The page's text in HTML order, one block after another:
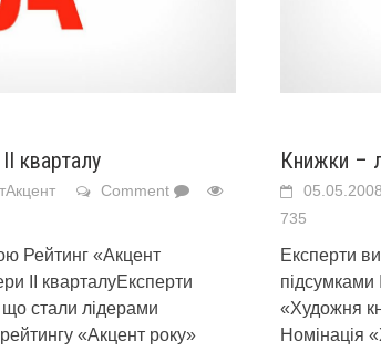
кварталу
Comment
Рейтинг «Акцент
ІІ кварталуЕксперти
стали лідерами
«Акцент року»
Книжки –
05.05.2008
735
Експерти
підсумками
«Художня
Номінація